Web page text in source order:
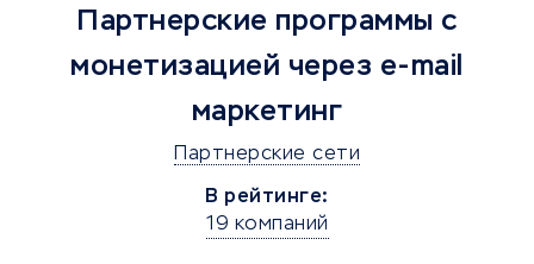
Партнерские программы с
монетизацией через e-mail
маркетинг
Партнерские сети
В рейтинге:
19 компаний